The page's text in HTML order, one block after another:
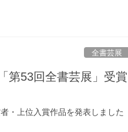
全書芸展
第53回全書芸展」受賞
・上位入賞作品を発表しました